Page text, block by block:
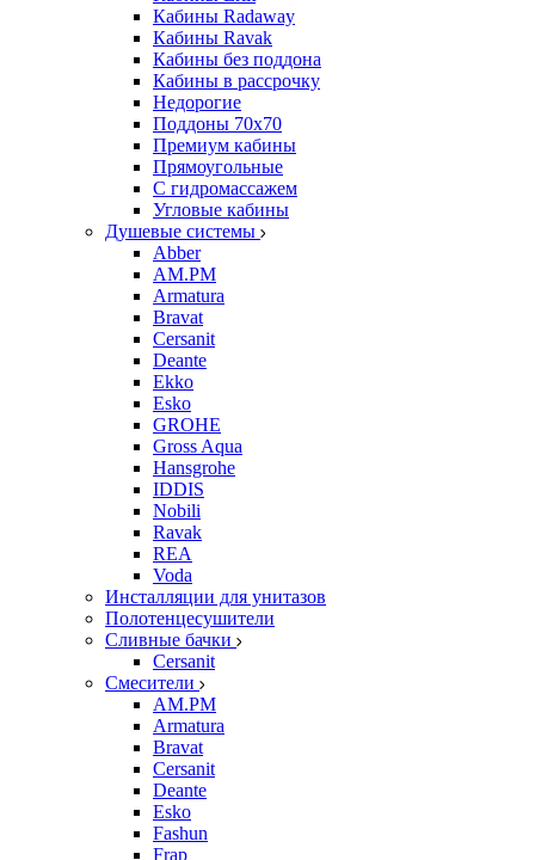
Кабины Radaway
Кабины Ravak
Кабины без поддона
Кабины в рассрочку
Недорогие
Поддоны 70x70
Премиум кабины
Прямоугольные
С гидромассажем
Угловые кабины
Душевые системы
Abber
AM.PM
Armatura
Bravat
Cersanit
Deante
Ekko
Esko
GROHE
Gross Aqua
Hansgrohe
IDDIS
Nobili
Ravak
REA
Voda
Инсталляции для унитазов
Полотенцесушители
Сливные бачки
Cersanit
Смесители
AM.PM
Armatura
Bravat
Cersanit
Deante
Esko
Fashun
Frap